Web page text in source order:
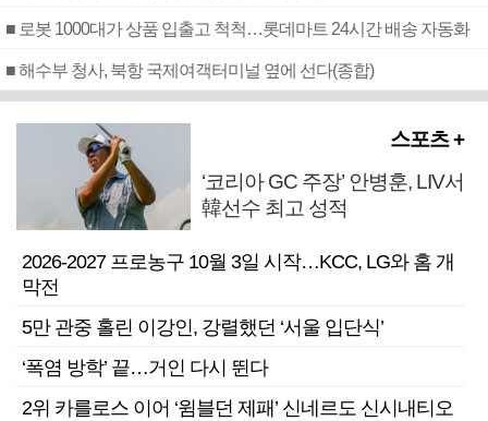
■ 로봇 1000대가 상품 입출고 척척…롯데마트 24시간 배송 자동화
■ 해수부 청사, 북항 국제여객터미널 옆에 선다(종합)
스포츠 +
‘코리아 GC 주장’ 안병훈, LIV서
韓선수 최고 성적
2026-2027 프로농구 10월 3일 시작…KCC, LG와 홈 개
막전
5만 관중 홀린 이강인, 강렬했던 ‘서울 입단식’
‘폭염 방학’ 끝…거인 다시 뛴다
2위 카를로스 이어 ‘윔블던 제패’ 신네르도 신시내티오